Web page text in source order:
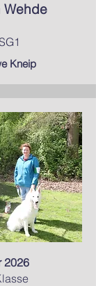
Wehde
Kneip
2026